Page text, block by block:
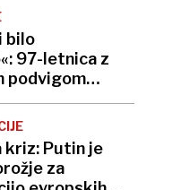
bilo
97-letnica z
podvigom
rekord
kriz: Putin je
za